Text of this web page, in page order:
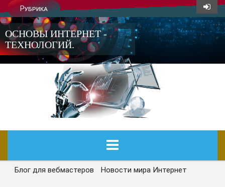
Рубрика
ОСНОВЫ ИНТЕРНЕТ -
ТЕХНОЛОГИЙ.
ГЛАВНАЯ
Блог для вебмастеров Новости мира Интернет